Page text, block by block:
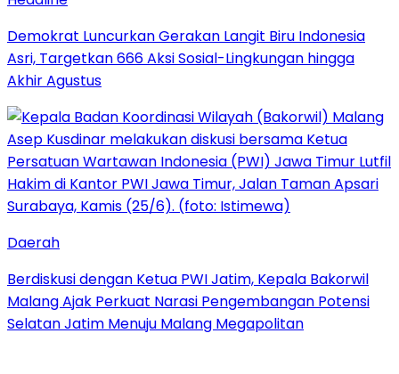
Demokrat Luncurkan Gerakan Langit Biru Indonesia
Asri, Targetkan 666 Aksi Sosial-Lingkungan hingga
Akhir Agustus
Daerah
Berdiskusi dengan Ketua PWI Jatim, Kepala Bakorwil
Malang Ajak Perkuat Narasi Pengembangan Potensi
Selatan Jatim Menuju Malang Megapolitan